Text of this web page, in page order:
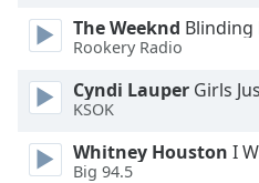
Reset
Done
Close
The Weeknd Blinding
Rookery Radio
Cyndi Lauper Girls
KSOK
Whitney Houston I
Big 94.5